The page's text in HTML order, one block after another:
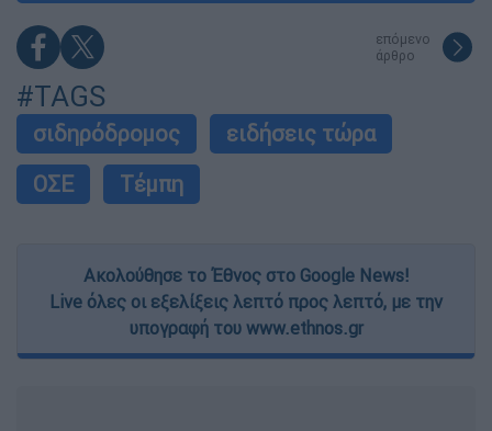
επόμενο
άρθρο
#TAGS
σιδηρόδρομος
ειδήσεις τώρα
ΟΣΕ
Τέμπη
Ακολούθησε το Έθνος στο Google News!
Live όλες οι εξελίξεις λεπτό προς λεπτό, με την
υπογραφή του www.ethnos.gr